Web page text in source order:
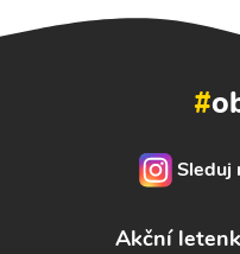
#
Sleduj
Akční